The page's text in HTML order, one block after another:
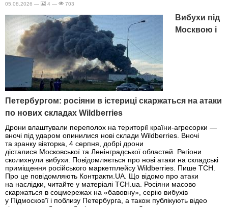
05.08.2026 — 4 — 703
Вибухи під
Москвою і
Петербургом: росіяни в істериці скаржаться на атаки
по нових складах Wildberries
Дрони влаштували переполох на території країни-агресорки —
вночі під ударом опинилися нові склади Wildberries. Вночі
та зранку вівторка, 4 серпня, добрі дрони
дісталися Московської та Ленінградської областей. Регіони
сколихнули вибухи. Повідомляється про нові атаки на складські
приміщення російського маркетплейсу Wildberries. Пише ТСН.
Про це повідомляють Контракти.UA. Що відомо про атаки
на наслідки, читайте у матеріалі ТСН.ua. Росіяни масово
скаржаться в соцмережах на «бавовну», серію вибухів
у Підмосков’ї і поблизу Петербурга, а також публікують відео